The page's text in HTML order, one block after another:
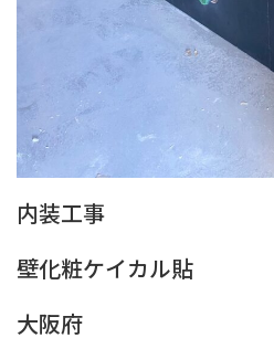
内装工事
壁化粧ケイカル貼
大阪府